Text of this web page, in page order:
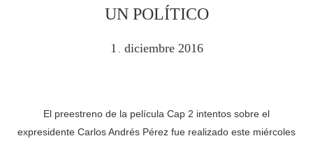
UN POLÍTICO
1 . diciembre 2016
El preestreno de la película Cap 2 intentos sobre el
expresidente Carlos Andrés Pérez fue realizado este miércoles